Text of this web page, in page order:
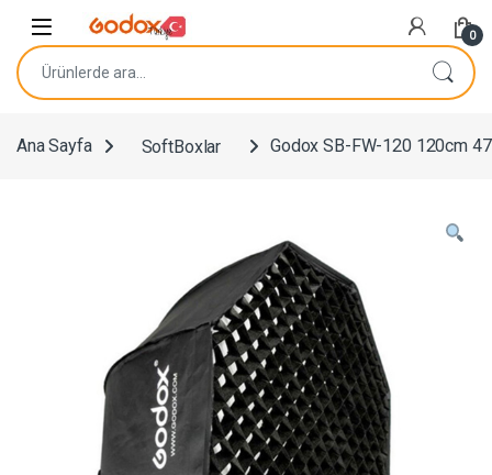
0
Ara:
Ana Sayfa SoftBoxlar Godox SB-FW-120 120cm